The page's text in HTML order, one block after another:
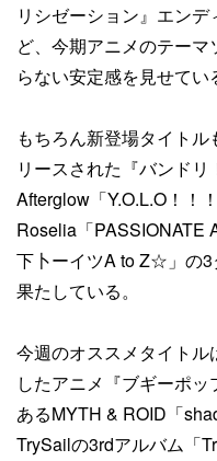
リシゼーション』エン
ど、今期アニメのテー
らない安定感を見せてい
もちろん新登場タイト
リースされた『バンド
Afterglow「Y.O.L.O！！！
Roselia「PASSIONATE
下卜ーイツA to Z☆」の3
果たしている。
今週のオススメタイトル
したアニメ『ブギーポ
あるMYTH & ROID「
TrySailの3rdアルバム「